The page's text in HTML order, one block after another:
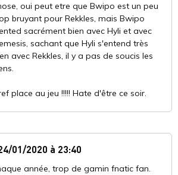
oui peut etre que Bwipo est un peu
bruyant pour Rekkles, mais Bwipo
sacrément bien avec Hyli et avec
sachant que Hyli s'entend très
avec Rekkles, il y a pas de soucis les
place au jeu !!!!! Hate d'être ce soir.
01/2020 à 23:40
année, trop de gamin fnatic fan.